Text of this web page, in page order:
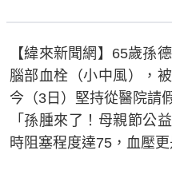
【緯來新聞網】65歲孫
腦部血栓（小中風），
今（3日）堅持從醫院請
「孫腫來了！母親節公
時阻塞程度達75，血壓